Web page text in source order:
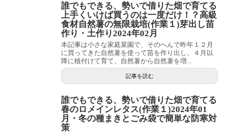
誰でもできる、勢いで借りた畑で育てる
上手くいけば買うのは一度だけ！？高級
食材自然薯の無限栽培(作業１)芽出し苗
作り・土作り2024年02月
本記事は小さな家庭菜園で、そのへんで昨年１２月
に買ってきた自然薯を使って苗を作り出し、４月以
降に植付けて育て、自然薯から自然薯を増...
記事を読む
誰でもできる、勢いで借りた畑で育てる
春のロメインレタス(作業１)2024年01
月・冬の種まきとごみ袋で簡単な防寒対
策